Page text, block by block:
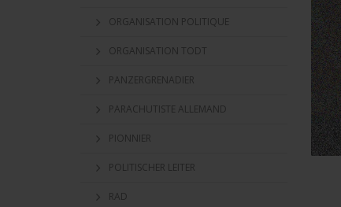
ORGANISATION POLITIQUE
ORGANISATION TODT
PANZERGRENADIER
PARACHUTISTE ALLEMAND
PIONNIER
POLITISCHER LEITER
RAD